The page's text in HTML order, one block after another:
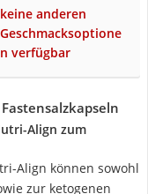
keine anderen
Geschmacksoptione
n verfügbar
Align zum
Align können sowohl
zur ketogenen